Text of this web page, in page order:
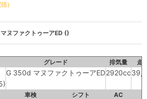
）
ヌファクトゥーアED ()
グレード 排気量 走
G 350d マヌファクトゥーアED2920cc
車検 シフト AC